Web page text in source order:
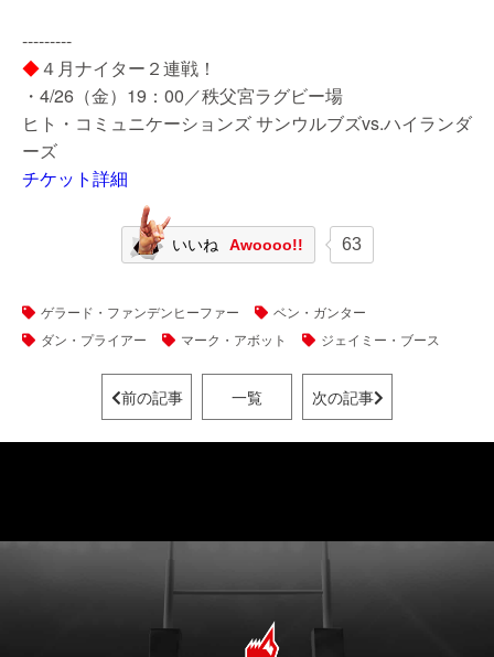
---------
◆４月ナイター２連戦！
・4/26（金）19：00／秩父宮ラグビー場
ヒト・コミュニケーションズ サンウルブズvs.ハイランダ
ーズ
チケット詳細
いいね Awoooo!! 63
ゲラード・ファンデンヒーファー
ベン・ガンター
ダン・プライアー
マーク・アボット ジェイミー・ブース
前の記事 一覧 次の記事